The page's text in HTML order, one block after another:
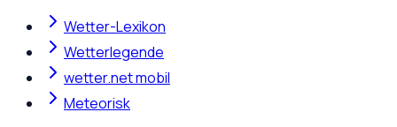
Wetter-Lexikon
Wetterlegende
wetter.net mobil
Meteorisk